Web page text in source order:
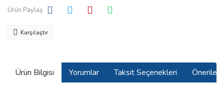
Ürün Paylaş
Karşılaştır
Ürün Bilgisi Yorumlar Taksit Seçenekleri